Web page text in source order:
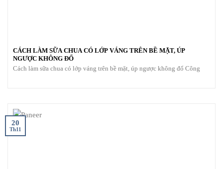
CÁCH LÀM SỮA CHUA CÓ LỚP VÁNG TRÊN BỀ MẶT, ÚP
NGƯỢC KHÔNG ĐỔ
Cách làm sữa chua có lớp váng trên bề mặt, úp ngược không đổ Công
20
Th11